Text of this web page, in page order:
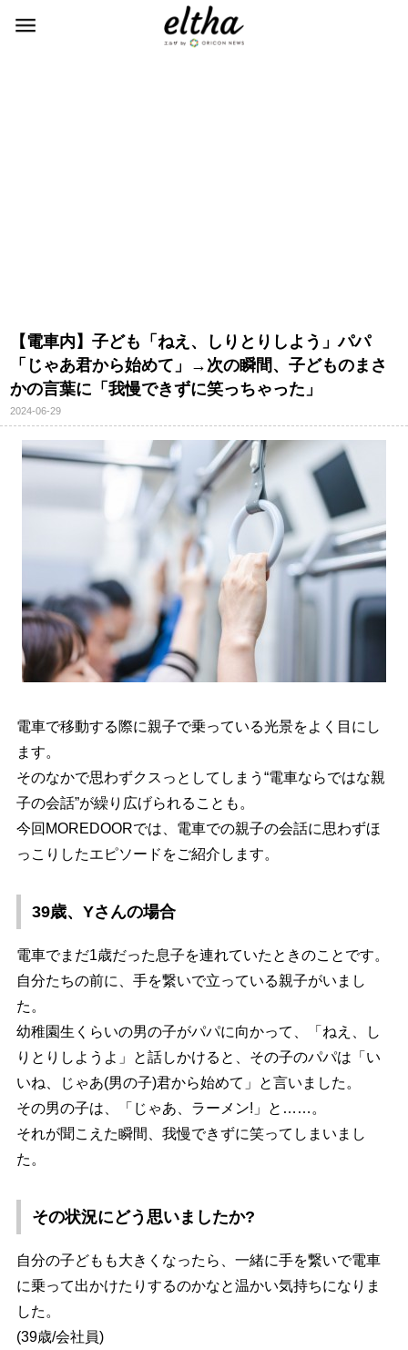
【電車内】子ども「ねえ、しりとりしよう」パパ
「じゃあ君から始めて」→次の瞬間、子どものまさ
かの言葉に「我慢できずに笑っちゃった」
2024-06-29
電車で移動する際に親子で乗っている光景をよく目にし
ます。
そのなかで思わずクスっとしてしまう“電車ならではな親
子の会話”が繰り広げられることも。
今回MOREDOORでは、電車での親子の会話に思わずほ
っこりしたエピソードをご紹介します。
39歳、Yさんの場合
電車でまだ1歳だった息子を連れていたときのことです。
自分たちの前に、手を繋いで立っている親子がいまし
た。
幼稚園生くらいの男の子がパパに向かって、「ねえ、し
りとりしようよ」と話しかけると、その子のパパは「い
いね、じゃあ(男の子)君から始めて」と言いました。
その男の子は、「じゃあ、ラーメン!」と……。
それが聞こえた瞬間、我慢できずに笑ってしまいまし
た。
その状況にどう思いましたか?
自分の子どもも大きくなったら、一緒に手を繋いで電車
に乗って出かけたりするのかなと温かい気持ちになりま
した。
(39歳/会社員)